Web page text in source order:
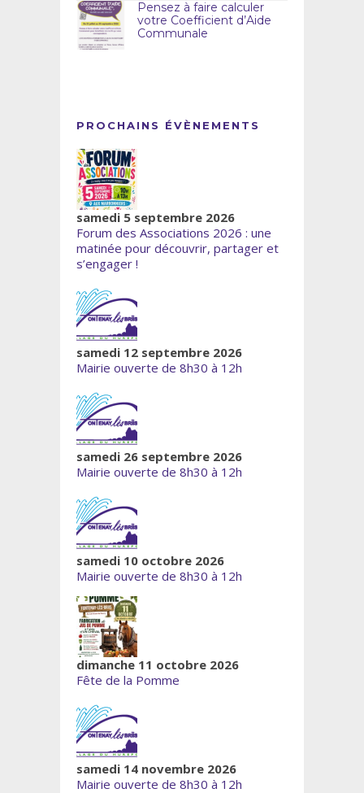
Pensez à faire calculer
votre Coefficient d’Aide
Communale
PROCHAINS ÉVÈNEMENTS
samedi 5 septembre 2026
Forum des Associations 2026 : une
matinée pour découvrir, partager et
s’engager !
samedi 12 septembre 2026
Mairie ouverte de 8h30 à 12h
samedi 26 septembre 2026
Mairie ouverte de 8h30 à 12h
samedi 10 octobre 2026
Mairie ouverte de 8h30 à 12h
dimanche 11 octobre 2026
Fête de la Pomme
samedi 14 novembre 2026
Mairie ouverte de 8h30 à 12h